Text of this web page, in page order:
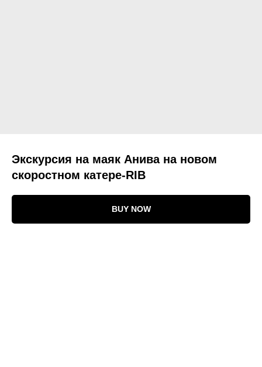
Экскурсия на маяк Анива на новом
скоростном катере‑RIB
BUY NOW